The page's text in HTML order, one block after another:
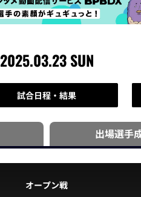
2025.03.23 SUN
試合日程・結果
出場選手
オープン戦